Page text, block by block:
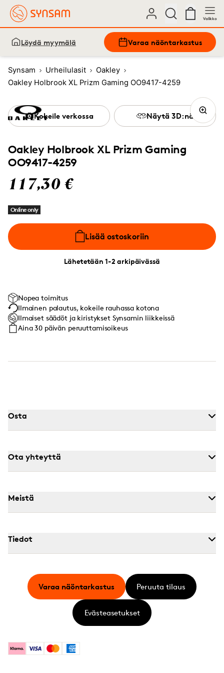
Valikko
Löydä myymälä Varaa näöntarkastus
Synsam Urheilulasit
Oakley
Oakley Holbrook XL Prizm Gaming OO9417-4259
Oakley Holbrook XL Prizm Gaming
OO9417-4259
117,30 €
Online only
Lisää ostoskoriin
Lähetetään 1-2 arkipäivässä
Kokeile verkossa Näytä 3D:nä
Nopea toimitus
Ilmainen palautus, kokeile rauhassa kotona
Ilmaiset säädöt ja kiristykset Synsamin liikkeissä
Aina 30 päivän peruuttamisoikeus
Osta
Ota yhteyttä
Meistä
Tiedot
KlarnaVisa MastercardAmerican Express
Varaa näöntarkastus Peruuta tilaus
Evästeasetukset